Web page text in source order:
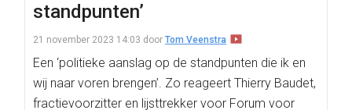
standpunten’
21 november 2023 14:03 door Tom Veenstra
Een ‘politieke aanslag op de standpunten die ik en
wij naar voren brengen’. Zo reageert Thierry Baudet,
fractievoorzitter en lijsttrekker voor Forum voor